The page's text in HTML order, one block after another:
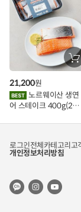
장
바
에
담
기
노르웨이산 생연
어 스테이크 400g(2조
21,200원
로그인전체카테고리고
개인정보처리방침